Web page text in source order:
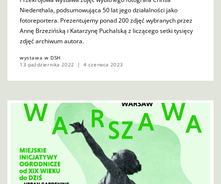
Niedenthala, podsumowująca 50 lat jego działalności jako
fotoreportera. Prezentujemy ponad 200 zdjęć wybranych przez
Annę Brzezińską i Katarzynę Puchalską z liczącego setki tysięcy
zdjęć archiwum autora.
wystawa w DSH
13 października 2022
4 czerwca 2023